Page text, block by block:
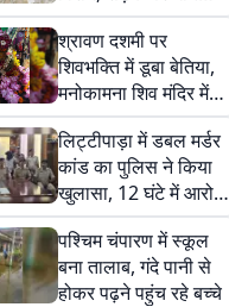
रोपकर और खाद डालकर
जताया आक्रोश
श्रावण दशमी पर
शिवभक्ति में डूबा बेतिया,
मनोकामना शिव मंदिर में
हुआ भव्य श्रृंगार
लिट्टीपाड़ा में डबल मर्डर
कांड का पुलिस ने किया
खुलासा, 12 घंटे में आरोपी
गिरफ्तार
पश्चिम चंपारण में स्कूल
बना तालाब, गंदे पानी से
होकर पढ़ने पहुंच रहे बच्चे